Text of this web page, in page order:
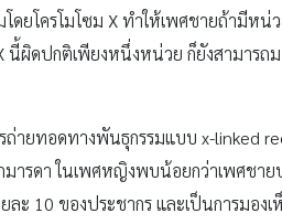
ดยโครโมโซม X ทำให้เพศชายถ้ามีหน่
ผิดปกติเพียงหนึ่งหน่วย ก็ยังสามารถม
ายทอดทางพันธุกรรมแบบ x-linked
มารดา ในเพศหญิงพบน้อยกว่าเพศชา
10 ของประชากร และเป็นการมองเ